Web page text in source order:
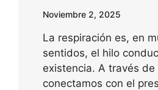
Noviembre 2, 2025
La respiración es, en
sentidos, el hilo
existencia. A través de
conectamos con el